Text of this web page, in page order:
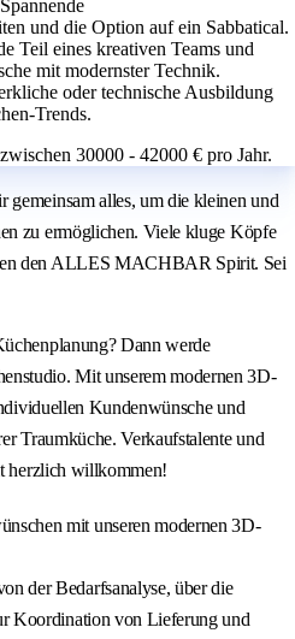
Spannende
und die Option auf ein Sabbatical.
Teil eines kreativen Teams und
mit modernster Technik.
oder technische Ausbildung
Trends.
30000 - 42000 € pro Jahr.
alles, um die kleinen und
zu ermöglichen. Viele kluge Köpfe
den ALLES MACHBAR Spirit. Sei
Dann werde
Mit unserem modernen 3D-
Kundenwünsche und
Traumküche. Verkaufstalente und
herzlich willkommen!
mit unseren modernen 3D-
der Bedarfsanalyse, über die
Koordination von Lieferung und